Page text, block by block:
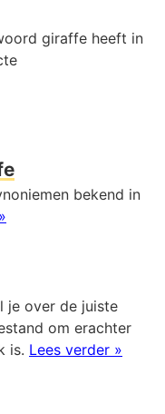
giraffe heeft in
bekend in
je over de juiste
om erachter
is. Lees verder »